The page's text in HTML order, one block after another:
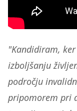
"Kandidiram,
izboljšanju
področju
pripomorem pri